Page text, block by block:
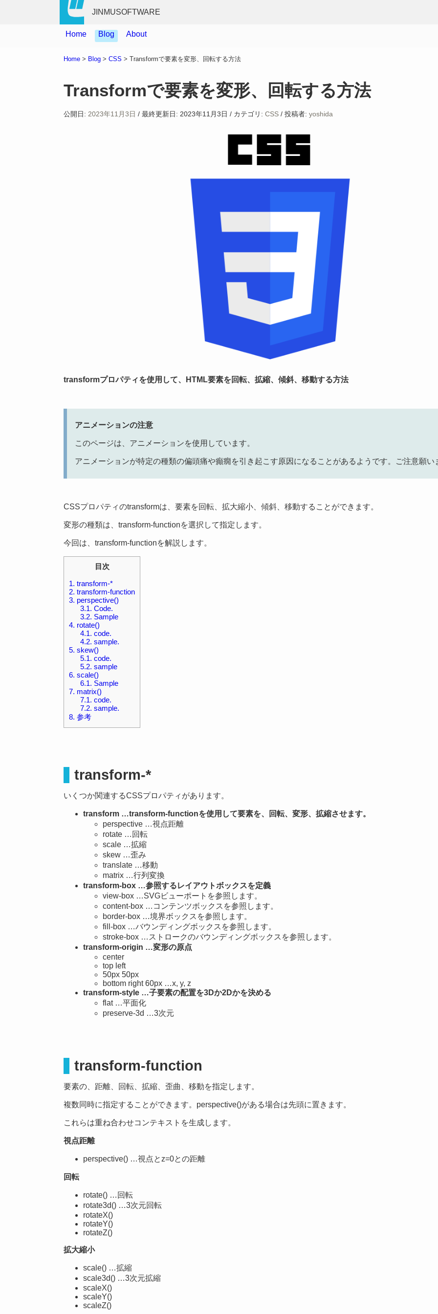
JINMUSOFTWARE
Home Blog About
Home > Blog > CSS > Transformで要素を変形、回転する方法
Transformで要素を変形、回転する方法
公開日: 2023年11月3日 / 最終更新日: 2023年11月3日 / カテゴリ: CSS / 投稿者: yoshida
transformプロパティを使用して、HTML要素を回転、拡縮、傾斜、移動する方法
アニメーションの注意
このページは、アニメーションを使用しています。
アニメーションが特定の種類の偏頭痛や癲癇を引き起こす原因になることがあるようです。ご注意願い
CSSプロパティのtransformは、要素を回転、拡大縮小、傾斜、移動することができます。
変形の種類は、transform-functionを選択して指定します。
今回は、transform-functionを解説します。
目次
1. transform-*
2. transform-function
3. perspective()
3.1. Code.
3.2. Sample
4. rotate()
4.1. code.
4.2. sample.
5. skew()
5.1. code.
5.2. sample
6. scale()
6.1. Sample
7. matrix()
7.1. code.
7.2. sample.
8. 参考
transform-*
いくつか関連するCSSプロパティがあります。
transform …transform-functionを使用して要素を、回転、変形、拡縮させます。
perspective …視点距離
rotate …回転
scale …拡縮
skew …歪み
translate …移動
matrix …行列変換
transform-box …参照するレイアウトボックスを定義
view-box …SVGビューポートを参照します。
content-box …コンテンツボックスを参照します。
border-box …境界ボックスを参照します。
fill-box …バウンディングボックスを参照します。
stroke-box …ストロークのバウンディングボックスを参照します。
transform-origin …変形の原点
center
top left
50px 50px
bottom right 60px …x, y, z
transform-style …子要素の配置を3Dか2Dかを決める
flat …平面化
preserve-3d …3次元
transform-function
要素の、距離、回転、拡縮、歪曲、移動を指定します。
複数同時に指定することができます。perspective()がある場合は先頭に置きます。
これらは重ね合わせコンテキストを生成します。
視点距離
perspective() …視点とz=0との距離
回転
rotate() …回転
rotate3d() …3次元回転
rotateX()
rotateY()
rotateZ()
拡大縮小
scale() …拡縮
scale3d() …3次元拡縮
scaleX()
scaleY()
scaleZ()